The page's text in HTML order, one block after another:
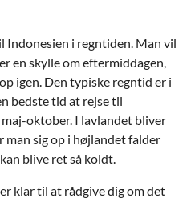
Indonesien i regntiden. Man vil
en skylle om eftermiddagen,
igen. Den typiske regntid er i
bedste tid at rejse til
oktober. I lavlandet bliver
man sig op i højlandet falder
blive ret så koldt.
klar til at rådgive dig om det